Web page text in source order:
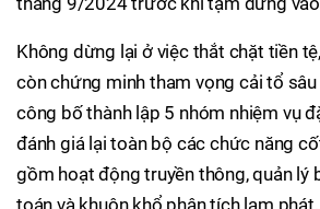
Không dừng lại ở việc thắt chặt tiền
còn chứng minh tham vọng cải tổ
công bố thành lập 5 nhóm nhiệm vụ
đánh giá lại toàn bộ các chức năng
gồm hoạt động truyền thông, quản lý
toán và khuôn khổ phân tích lạm